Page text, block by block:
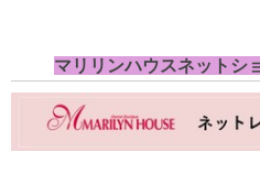
マリリンハウスネットシ